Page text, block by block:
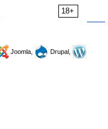
18+
Joomla,
Drupal,